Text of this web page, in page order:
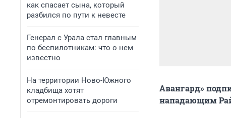
как спасает сына, который
разбился по пути к невесте
Генерал с Урала стал главным
по беспилотникам: что о нем
известно
На территории Ново-Южного
кладбища хотят
отремонтировать дороги
Авангард»
нападающим